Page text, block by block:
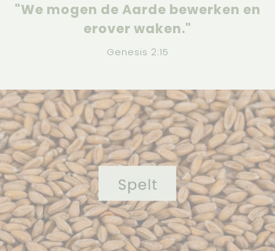
"We mogen de Aarde bewerken en
erover waken."
Genesis 2:15